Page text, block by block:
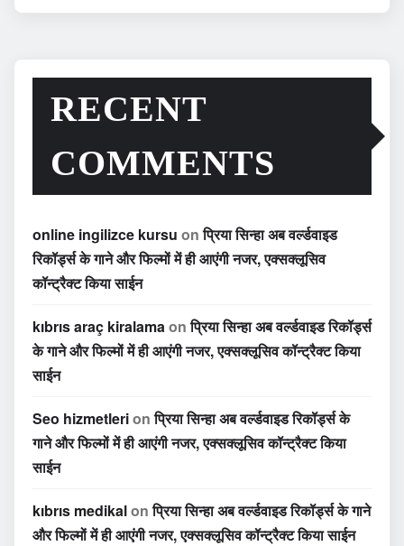
RECENT
COMMENTS
online ingilizce kursu onप्रिया सिन्हा अब वर्ल्डवाइड
रिकॉर्ड्स के गाने और फिल्मों में ही आएंगी नजर, एक्सक्लूसिव
कॉन्ट्रैक्ट किया साईन
kıbrıs araç kiralama onप्रिया सिन्हा अब वर्ल्डवाइड रिकॉर्ड्स
के गाने और फिल्मों में ही आएंगी नजर, एक्सक्लूसिव कॉन्ट्रैक्ट किया
साईन
Seo hizmetlerionप्रिया सिन्हा अब वर्ल्डवाइड रिकॉर्ड्स के
गाने और फिल्मों में ही आएंगी नजर, एक्सक्लूसिव कॉन्ट्रैक्ट किया
साईन
kıbrıs medikalonप्रिया सिन्हा अब वर्ल्डवाइड रिकॉर्ड्स के गाने
और फिल्मों में ही आएंगी नजर, एक्सक्लूसिव कॉन्ट्रैक्ट किया साईन